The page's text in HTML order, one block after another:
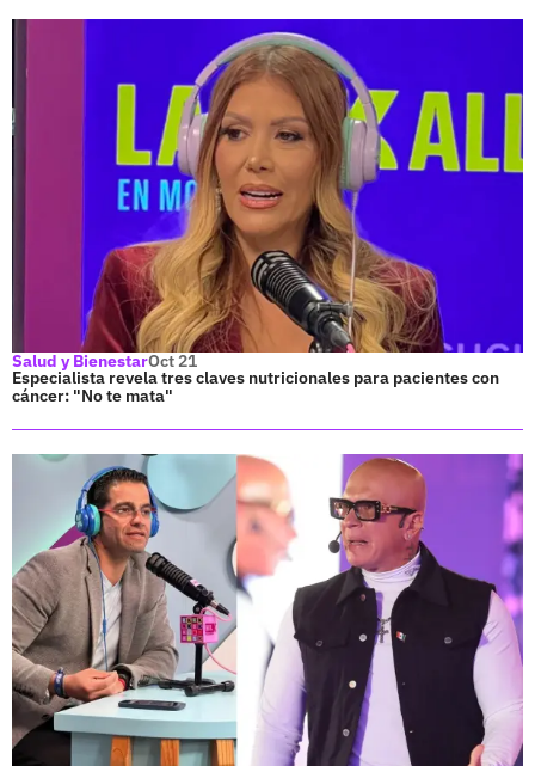
Salud y BienestarOct 21
Especialista revela tres claves nutricionales para pacientes con
cáncer: "No te mata"